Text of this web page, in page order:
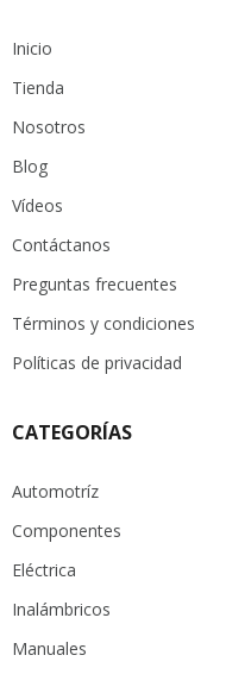
Inicio
Tienda
Nosotros
Blog
Vídeos
Contáctanos
Preguntas frecuentes
Términos y condiciones
Políticas de privacidad
CATEGORÍAS
Automotríz
Componentes
Eléctrica
Inalámbricos
Manuales